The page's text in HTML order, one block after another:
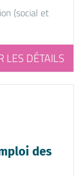
(social et
LES DÉTAILS
des